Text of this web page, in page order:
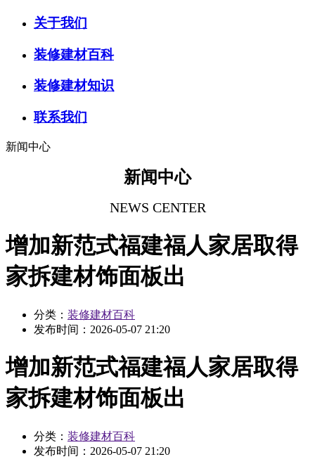
关于我们
装修建材百科
装修建材知识
联系我们
新闻中心
新闻中心
NEWS CENTER
增加新范式福建福人家居取得
家拆建材饰面板出
分类： 装修建材百科
发布时间： 2026-05-07 21:20
增加新范式福建福人家居取得
家拆建材饰面板出
分类： 装修建材百科
发布时间： 2026-05-07 21:20